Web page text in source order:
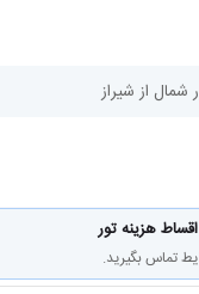
شمال از شیراز
هزینه تور
تماس بگیرید.